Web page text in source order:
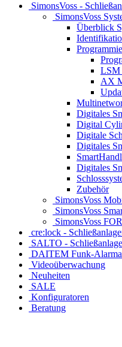
SimonsVoss -
SimonsVoss
Überblick
LSM
AX
Digitales
Digital
Digitale
Digitales
Digitales
Zubehör
SimonsVoss
SimonsVoss
SimonsVoss
cre:lock -
SALTO -
DAITEM Funk-
Videoüberwachung
Neuheiten
SALE
Konfiguratoren
Beratung